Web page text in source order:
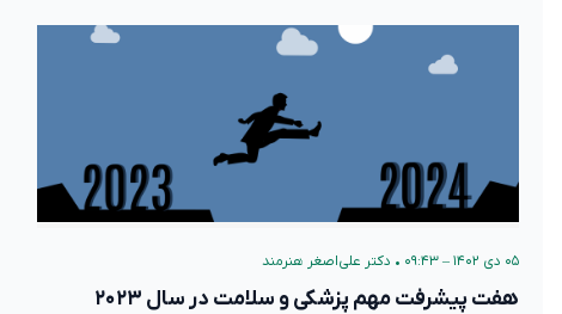
۰۵ دی ۱۴۰۲ – ۰۹:۴۳ • دکتر علی‌اصغر هنرمند
هفت پیشرفت مهم پزشکی و سلامت در سال ۲۰۲۳